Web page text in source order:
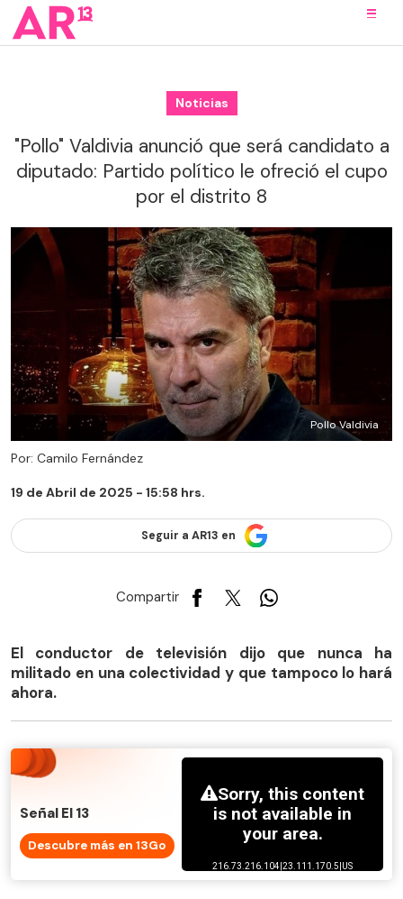
Noticias
"Pollo" Valdivia anunció que será candidato a
diputado: Partido político le ofreció el cupo
por el distrito 8
Pollo Valdivia
Por: Camilo Fernández
19 de Abril de 2025 - 15:58 hrs.
Seguir a AR13 en
Compartir
El conductor de televisión dijo que nunca ha
militado en una colectividad y que tampoco lo hará
ahora.
Señal El 13
Descubre más en 13Go